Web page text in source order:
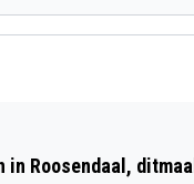
Roosendaal,